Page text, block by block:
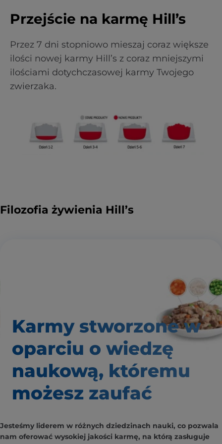
Przejście na karmę Hill’s
Przez 7 dni stopniowo mieszaj coraz większe
ilości nowej karmy Hill’s z coraz mniejszymi
ilościami dotychczasowej karmy Twojego
zwierzaka.
Filozofia żywienia Hill’s
Karmy stworzone w
oparciu o wiedzę
naukową, któremu
możesz zaufać
Jesteśmy liderem w różnych dziedzinach nauki, co pozwala
nam oferować wysokiej jakości karmę, na którą zasługuje